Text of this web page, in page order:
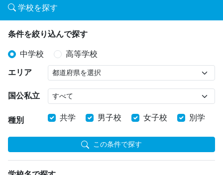
学校を探す
条件を絞り込んで探す
中学校 高等学校
エリア
国公私立
種別 共学 男子校 女子校 別学
この条件で探す